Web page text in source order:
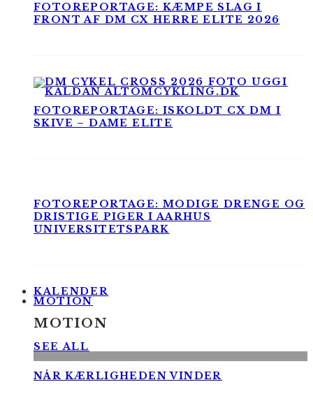
FOTOREPORTAGE: KÆMPE SLAG I
FRONT AF DM CX HERRE ELITE 2026
FOTOREPORTAGE: ISKOLDT CX DM I
SKIVE – DAME ELITE
FOTOREPORTAGE: MODIGE DRENGE OG
DRISTIGE PIGER I AARHUS
UNIVERSITETSPARK
KALENDER
MOTION
MOTION
SEE ALL
NÅR KÆRLIGHEDEN VINDER